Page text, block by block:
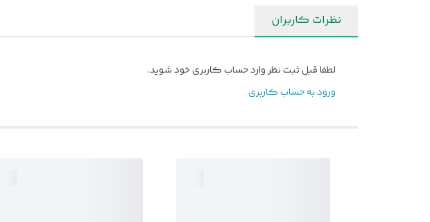
نظرات کاربران
لطفا قبل ثبت نظر وارد حساب کاربری خود شوید.
ورود به حساب کاربری